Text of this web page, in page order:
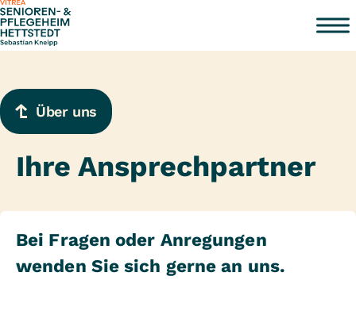
Zum Inhalt springen
Über uns
Ihre Ansprechpartner
Bei Fragen oder Anregungen
wenden Sie sich gerne an uns.